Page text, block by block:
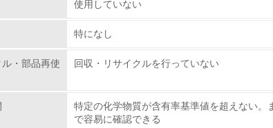
体制と成果を定期的に検証して次の活動に活かしている
方針に基づいて自分の業務の中で行うべき環境対策を理解し
する規格やプログラムを導入している
得している
使用していない
特になし
・部品再使
回収・リサイクルを行っていない
特定の化学物質が含有率基準値を超えない
で容易に確認できる